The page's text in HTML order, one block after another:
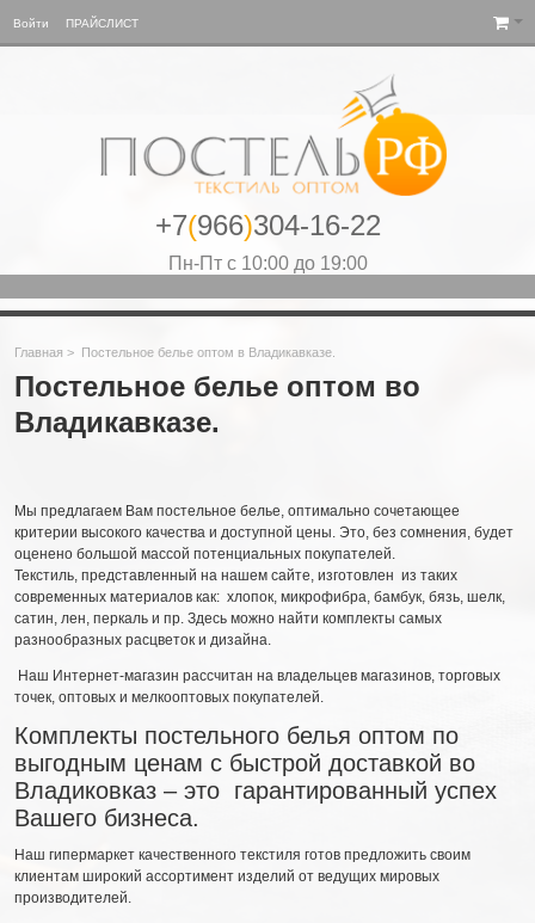
Войти ПРАЙСЛИСТ
+7(966)304-16-22
Пн-Пт с 10:00 до 19:00
Главная > Постельное белье оптом в Владикавказе.
Постельное белье оптом во
Владикавказе.
Мы предлагаем Вам постельное белье, оптимально сочетающее
критерии высокого качества и доступной цены. Это, без сомнения, будет
оценено большой массой потенциальных покупателей.
Текстиль, представленный на нашем сайте, изготовлен из таких
современных материалов как: хлопок, микрофибра, бамбук, бязь, шелк,
сатин, лен, перкаль и пр. Здесь можно найти комплекты самых
разнообразных расцветок и дизайна.
Наш Интернет-магазин рассчитан на владельцев магазинов, торговых
точек, оптовых и мелкооптовых покупателей.
Комплекты постельного белья оптом по
выгодным ценам с быстрой доставкой во
Владиковказ – это гарантированный успех
Вашего бизнеса.
Наш гипермаркет качественного текстиля готов предложить своим
клиентам широкий ассортимент изделий от ведущих мировых
производителей.